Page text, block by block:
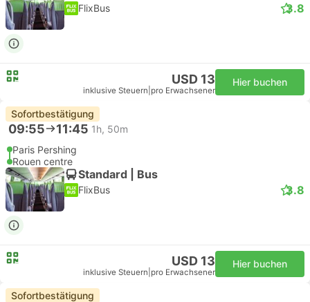
FlixBus 3.8
USD 13
inklusive Steuern pro Erwachsener
Hier buchen
Sofortbestätigung
09:55 11:45 1h, 50m
Paris Pershing
Rouen centre
Standard | Bus
FlixBus 3.8
USD 13
inklusive Steuern pro Erwachsener
Hier buchen
Sofortbestätigung